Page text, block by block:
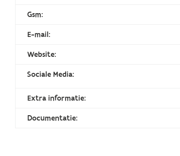
Gsm:
E-mail:
Website:
Sociale Media:
Extra informatie:
Documentatie: